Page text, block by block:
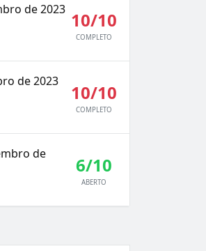
de 2023 10/10
COMPLETO
de 2023
10/10
COMPLETO
de
6/10
ABERTO